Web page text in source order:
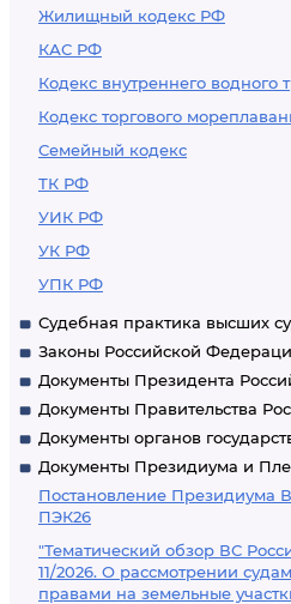
Жилищный кодекс РФ
КАС РФ
Кодекс внутреннего водного
Кодекс торгового
Семейный кодекс
ТК РФ
УИК РФ
УК РФ
УПК РФ
Судебная практика высших
Законы Российской
Документы Президента
Документы Правительства
Документы органов
Документы Президиума и
Постановление Президиума
ПЭК26
"Тематический обзор ВС
11/2026. О рассмотрении
правами на земельные